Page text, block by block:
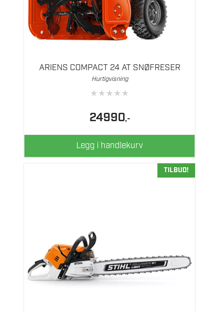
ARIENS COMPACT 24 AT SNØFRESER
Hurtigvisning
★★★★★
24990,-
Legg i handlekurv
TILBUD!